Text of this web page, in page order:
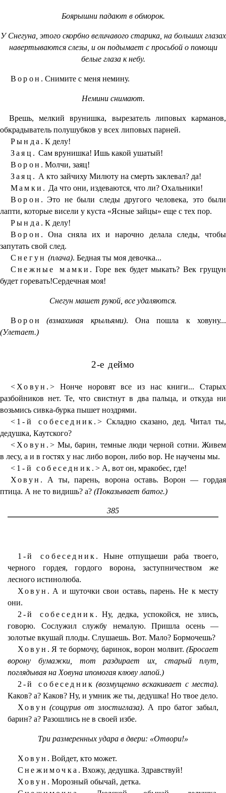
Боярышни падают в обморок.
У Снегуна, этого скорбно величавого старика, на больших глазах
навертываются слезы, и он подымает с просьбой о помощи
белые глаза к небу.
Ворон. Снимите с меня немину.
Немини снимают.
Врешь, мелкий врунишка, вырезатель липовых карманов,
обкрадыватель полушубков у всех липовых парней.
Рында. К делу!
Заяц.Сам врунишка! Ишь какой ушатый!
Ворон. Молчи, заяц!
Заяц.А кто зайчиху Милюту на смерть заклевал? да!
Мамки.Да что они, издеваются, что ли? Охальники!
Ворон. Это не были следы другого человека, это были
лапти, которые висели у куста «Ясные зайцы» еще с тех пор.
Рында. К делу!
Ворон. Она сняла их и нарочно делала следы, чтобы
запутать свой след.
Снегун(плача). Бедная ты моя девочка...
Снежные мамки. Горе век будет мыкать? Век грущун
будет горевать!Сердечная моя!
Снегун машет рукой, все удаляются.
Ворон (взмахивая крыльями). Она пошла к ховуну...
(Улетает.)
2-е деймо
<Ховун.> Нонче норовят все из нас книги... Старых
разбойников нет. Те, что свистнут в два пальца, и откуда ни
возьмись сивка-бурка пышет ноздрями.
<1-й собеседник.> Складно сказано, дед. Читал ты,
дедушка, Каутского?
<Ховун.> Мы, барин, темные люди черной сотни. Живем
в лесу, а и в гостях у нас либо ворон, либо вор. Не научены мы.
<1-й собеседник.> А, вот он, мракобес, где!
Ховун. А ты, парень, ворона оставь. Ворон — гордая
птица. А не то видишь? а? (Показывает батог.)
385
1-й собеседник. Ныне отпущаеши раба твоего,
черного гордея, гордого ворона, заступничеством же
лесного истинолюба.
Ховун. А и шуточки свои оставь, парень. Не к месту
они.
2-й собеседник. Ну, дедка, успокойся, не злись,
говорю. Сослужил службу немалую. Пришла осень —
золотые вкушай плоды. Слушаешь. Вот. Мало? Бормочешь?
Ховун. Я те бормочу, баринок, ворон молвит. (Бросает
ворону бумажки, тот раздирает их, старый плут,
поглядывая на Ховуна ипомогая клюву лапой.)
2-й собеседник (возмущенно вскакивает с места).
Каков? а? Каков? Ну, и умник же ты, дедушка! Но твое дело.
Ховун (сощурив от злостиглаза). А про батог забыл,
барин? а? Разошлись не в своей избе.
Три размеренных удара в двери: «Отвори!»
Ховун. Войдет, кто может.
Снежимочка. Вхожу, дедушка. Здравствуй!
Ховун. Морозный обычай, детка.